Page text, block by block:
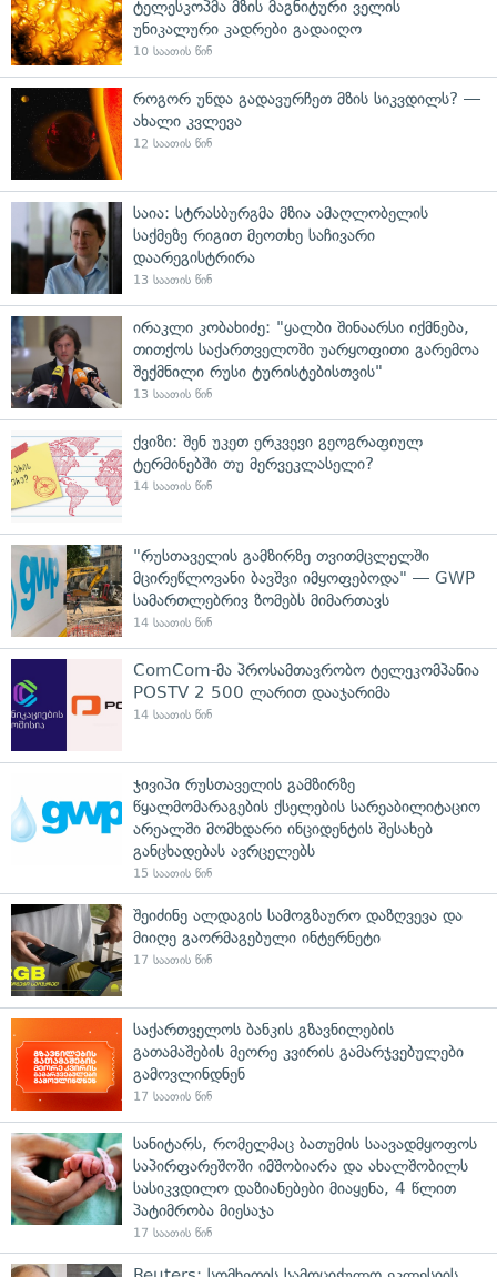
ტელესკოპმა მზის მაგნიტური ველის
უნიკალური კადრები გადაიღო
10 საათის წინ
როგორ უნდა გადავურჩეთ მზის სიკვდილს? —
ახალი კვლევა
12 საათის წინ
საია: სტრასბურგმა მზია ამაღლობელის
საქმეზე რიგით მეოთხე საჩივარი
დაარეგისტრირა
13 საათის წინ
ირაკლი კობახიძე: "ყალბი შინაარსი იქმნება,
თითქოს საქართველოში უარყოფითი გარემოა
შექმნილი რუსი ტურისტებისთვის"
13 საათის წინ
ქვიზი: შენ უკეთ ერკვევი გეოგრაფიულ
ტერმინებში თუ მერვეკლასელი?
14 საათის წინ
"რუსთაველის გამზირზე თვითმცლელში
მცირეწლოვანი ბავშვი იმყოფებოდა" — GWP
სამართლებრივ ზომებს მიმართავს
14 საათის წინ
ComCom-მა პროსამთავრობო ტელეკომპანია
POSTV 2 500 ლარით დააჯარიმა
14 საათის წინ
ჯივიპი რუსთაველის გამზირზე
წყალმომარაგების ქსელების სარეაბილიტაციო
არეალში მომხდარი ინციდენტის შესახებ
განცხადებას ავრცელებს
15 საათის წინ
შეიძინე ალდაგის სამოგზაურო დაზღვევა და
მიიღე გაორმაგებული ინტერნეტი
17 საათის წინ
საქართველოს ბანკის გზავნილების
გათამაშების მეორე კვირის გამარჯვებულები
გამოვლინდნენ
17 საათის წინ
სანიტარს, რომელმაც ბათუმის საავადმყოფოს
საპირფარეშოში იმშობიარა და ახალშობილს
სასიკვდილო დაზიანებები მიაყენა, 4 წლით
პატიმრობა მიესაჯა
17 საათის წინ